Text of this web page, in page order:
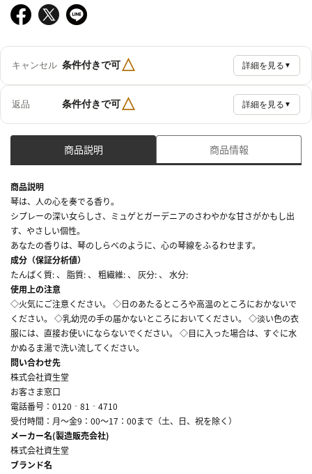
キャンセル 条件付きで可△ 詳細を見る ▼
返品 条件付きで可△ 詳細を見る ▼
商品説明 商品情報
商品説明
琴は、人の心を奏でる香り。
シプレーの深い女らしさ、ミュゲとガーデニアのさわやかな甘さがかもし出
す、やさしい個性。
あなたの香りは、琴のしらべのように、心の琴線をふるわせます。
成分（保証分析値）
たんぱく質: 、 脂質: 、 粗繊維: 、 灰分: 、 水分:
使用上の注意
◇火気にご注意ください。 ◇日のあたるところや高温のところにおかないで
ください。 ◇乳幼児の手の届かないところにおいてください。 ◇淡い色の衣
服には、直接お使いにならないでください。 ◇目に入った場合は、すぐに水
かぬるま湯で洗い流してください。
問い合わせ先
株式会社資生堂
お客さま窓口
電話番号：0120‐81‐4710
受付時間：月～金9：00～17：00まで（土、日、祝を除く）
メーカー名(製造販売会社)
株式会社資生堂
ブランド名